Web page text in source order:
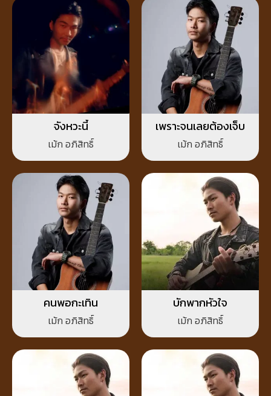
จังหวะนี้
เม้ก อภิสิทธิ์
เพราะจนเลยต้องเจ็บ
เม้ก อภิสิทธิ์
คนพอกะเทิน
เม้ก อภิสิทธิ์
บักพากหัวใจ
เม้ก อภิสิทธิ์